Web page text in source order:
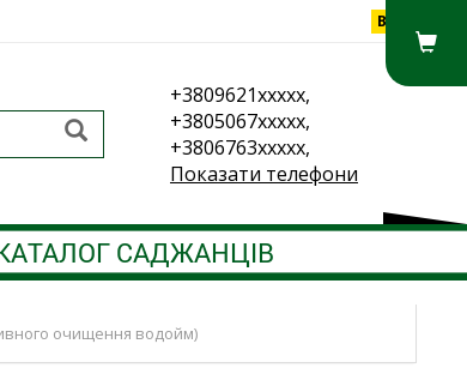
Вхід
+3809621xxxxx,
+3805067xxxxx,
+3806763xxxxx,
Показати телефони
САДЖАНЦІВ
очищення водойм)